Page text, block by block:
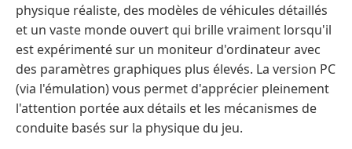
physique réaliste, des modèles de véhicules détaillés
et un vaste monde ouvert qui brille vraiment lorsqu'il
est expérimenté sur un moniteur d'ordinateur avec
des paramètres graphiques plus élevés. La version PC
(via l'émulation) vous permet d'apprécier pleinement
l'attention portée aux détails et les mécanismes de
conduite basés sur la physique du jeu.